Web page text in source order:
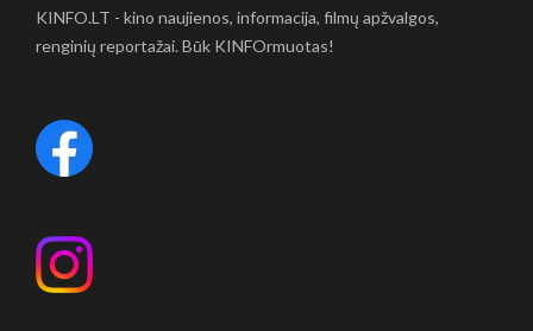
KINFO.LT - kino naujienos, informacija, filmų apžvalgos,
renginių reportažai. Būk KINFOrmuotas!